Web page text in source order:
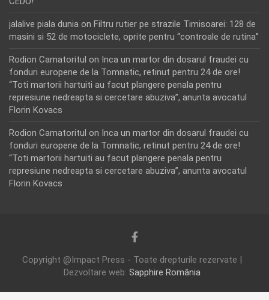
jalalive piala dunia on Filtru rutier pe strazile Timisoarei: 128 de
masini si 52 de motociclete, oprite pentru “controale de rutina”
Rodion Camatoritul on Inca un martor din dosarul fraudei cu
fonduri europene de la Tomnatic, retinut pentru 24 de ore!
“Toti martorii hartuiti au facut plangere penala pentru
represiune nedreapta si cercetare abuziva”, anunta avocatul
Florin Kovacs
Rodion Camatoritul on Inca un martor din dosarul fraudei cu
fonduri europene de la Tomnatic, retinut pentru 24 de ore!
“Toti martorii hartuiti au facut plangere penala pentru
represiune nedreapta si cercetare abuziva”, anunta avocatul
Florin Kovacs
Copyright @Impact Press - Toate drepturile rezervate |
Dezvoltare web: Sapphire România